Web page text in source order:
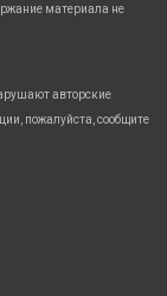
материала не
авторские
пожалуйста, сообщите